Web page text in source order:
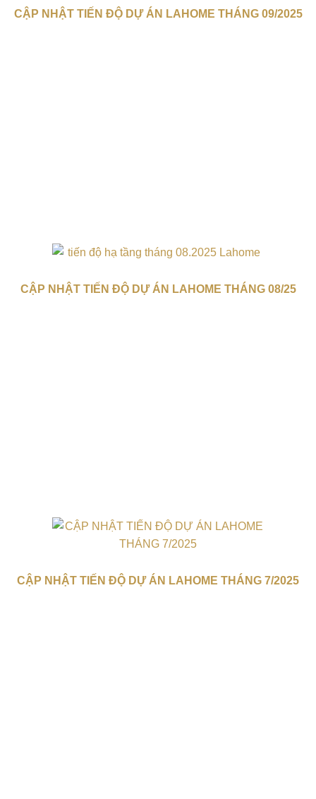
CẬP NHẬT TIẾN ĐỘ DỰ ÁN LAHOME THÁNG 09/2025
CẬP NHẬT TIẾN ĐỘ DỰ ÁN LAHOME THÁNG 08/25
CẬP NHẬT TIẾN ĐỘ DỰ ÁN LAHOME THÁNG 7/2025